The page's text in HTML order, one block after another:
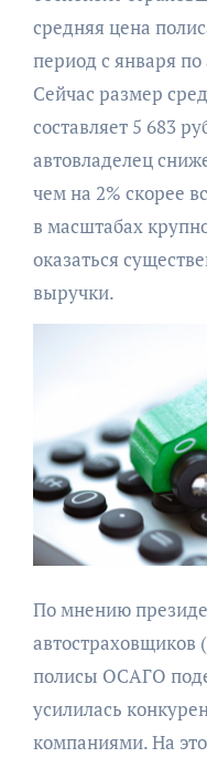
средняя цена
период с января по
Сейчас размер
составляет 5 683
автовладелец
чем на 2% скорее
в масштабах
оказаться
выручки.
По мнению
полисы ОСАГО
усилилась
компаниями. На